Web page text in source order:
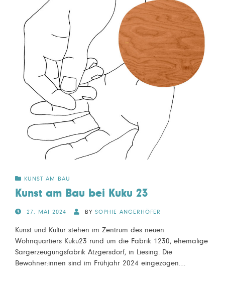
KUNST AM BAU
Kunst am Bau bei Kuku 23
POSTED27. MAI 2024 BY SOPHIE ANGERHÖFER
Kunst und Kultur stehen im Zentrum des neuen
Wohnquartiers Kuku23 rund um die Fabrik 1230, ehemalige
Sargerzeugungsfabrik Atzgersdorf, in Liesing. Die
Bewohner:innen sind im Frühjahr 2024 eingezogen.…